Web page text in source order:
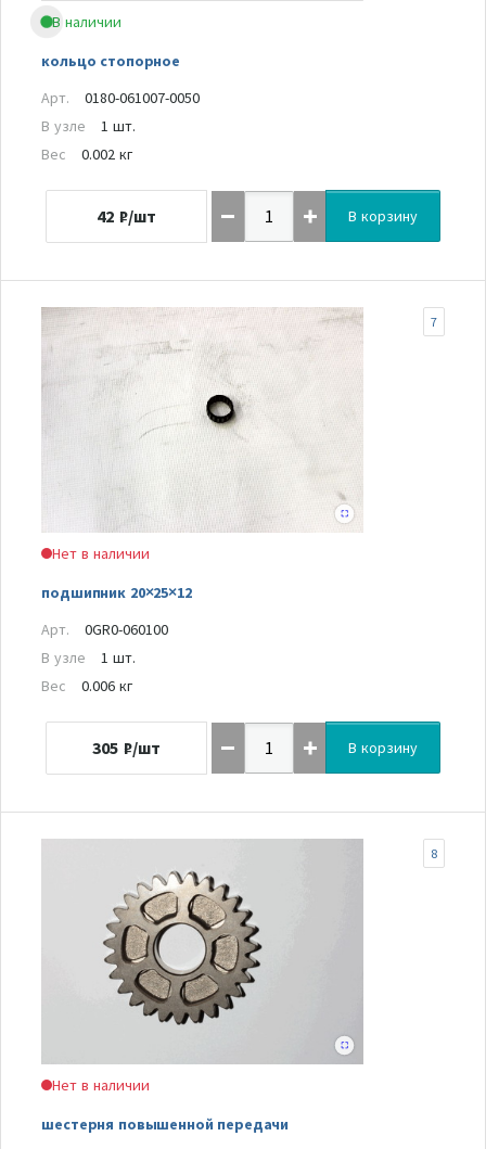
В наличии
кольцо стопорное
Арт.
0180-061007-0050
В узле
1 шт.
Вес
0.002 кг
42 ₽/шт В корзину
Нет в наличии
подшипник 20×25×12
7
Арт.
0GR0-060100
В узле
1 шт.
Вес
0.006 кг
305 ₽/шт В корзину
Нет в наличии
шестерня повышенной передачи
8